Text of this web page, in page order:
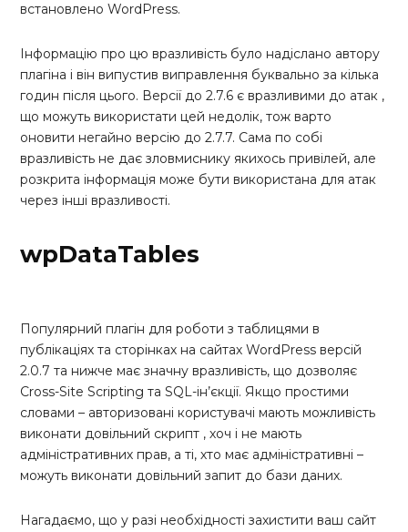
встановлено WordPress.
Інформацію про цю вразливість було надіслано автору
плагіна і він випустив виправлення буквально за кілька
годин після цього. Версії до 2.7.6 є вразливими до атак ,
що можуть використати цей недолік, тож варто
оновити негайно версію до 2.7.7. Сама по собі
вразливість не дає зловмиснику якихось привілей, але
розкрита інформація може бути використана для атак
через інші вразливості.
wpDataTables
Популярний плагін для роботи з таблицями в
публікаціях та сторінках на сайтах WordPress версій
2.0.7 та нижче має значну вразливість, що дозволяє
Cross-Site Scripting та SQL-ін’єкції. Якщо простими
словами – авторизовані користувачі мають можливість
виконати довільний скрипт , хоч і не мають
адміністративних прав, а ті, хто має адміністративні –
можуть виконати довільний запит до бази даних.
Нагадаємо, що у разі необхідності захистити ваш сайт